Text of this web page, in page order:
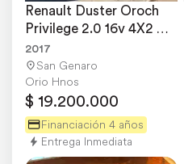
Renault Duster Oroch
Privilege 2.0 16v 4X2
M/T año 2017 GNC
2017
San Genaro
Orio Hnos
$ 19.200.000
Financiación 4 años
Entrega Inmediata